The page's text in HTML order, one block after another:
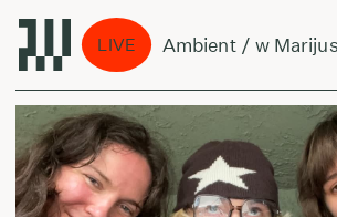
LIVE
Per Amžius Ambient / w Marijus